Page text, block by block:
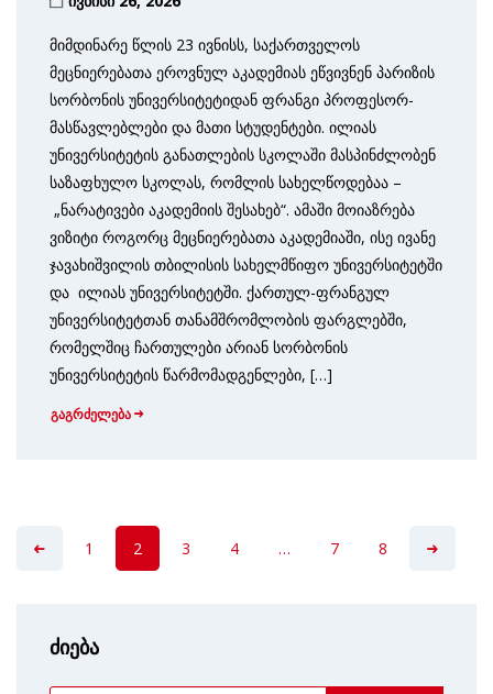
მიმდინარე წლის 23 ივნისს, საქართველოს
მეცნიერებათა ეროვნულ აკადემიას ეწვივნენ პარიზის
სორბონის უნივერსიტეტიდან ფრანგი პროფესორ-
მასწავლებლები და მათი სტუდენტები. ილიას
უნივერსიტეტის განათლების სკოლაში მასპინძლობენ
საზაფხულო სკოლას, რომლის სახელწოდებაა –
„ნარატივები აკადემიის შესახებ“. ამაში მოიაზრება
ვიზიტი როგორც მეცნიერებათა აკადემიაში, ისე ივანე
ჯავახიშვილის თბილისის სახელმწიფო უნივერსიტეტში
და ილიას უნივერსიტეტში. ქართულ-ფრანგულ
უნივერსიტეტთან თანამშრომლობის ფარგლებში,
რომელშიც ჩართულები არიან სორბონის
უნივერსიტეტის წარმომადგენლები, […]
გაგრძელება
1 2 3 4 … 7 8
ძიება